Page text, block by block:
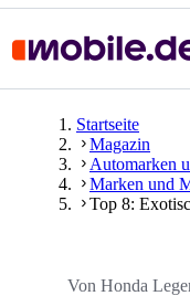
Startseite
Magazin
Automarken
Marken und
Top 8:
Von Honda